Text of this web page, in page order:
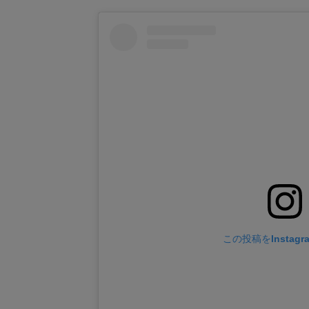
この投稿を